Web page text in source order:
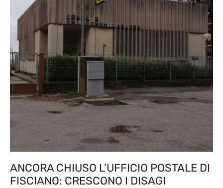
ANCORA CHIUSO L’UFFICIO POSTALE DI
FISCIANO: CRESCONO I DISAGI